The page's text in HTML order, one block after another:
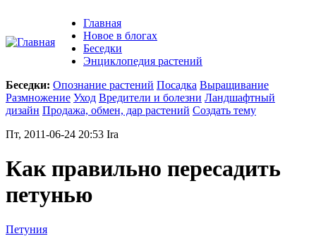
Главная
Новое в блогах
Беседки
Энциклопедия растений
Беседки: Опознание растений Посадка Выращивание
Размножение Уход Вредители и болезни Ландшафтный
дизайн Продажа, обмен, дар растений Создать тему
Пт, 2011-06-24 20:53 Ira
Как правильно пересадить
петунью
Петуния